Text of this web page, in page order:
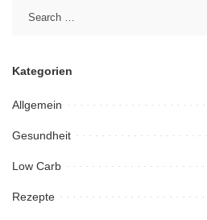
Kategorien
Allgemein
Gesundheit
Low Carb
Rezepte